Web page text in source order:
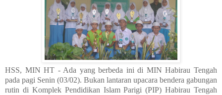
HSS, MIN HT - Ada yang berbeda ini di MIN Habirau Tengah
pada pagi Senin (03/02). Bukan lantaran upacara bendera gabungan
rutin di Komplek Pendidikan Islam Parigi (PIP) Habirau Tengah